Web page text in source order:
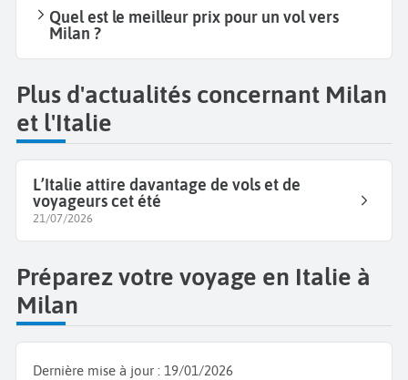
Quel est le meilleur prix pour un vol vers
Milan ?
Plus d'actualités concernant Milan
et l'Italie
L’Italie attire davantage de vols et de
voyageurs cet été
21/07/2026
Préparez votre voyage en Italie à
Milan
Dernière mise à jour : 19/01/2026